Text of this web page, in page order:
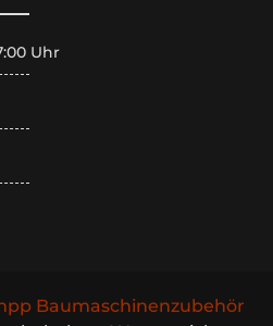
Uhr
Baumaschinenzubehör